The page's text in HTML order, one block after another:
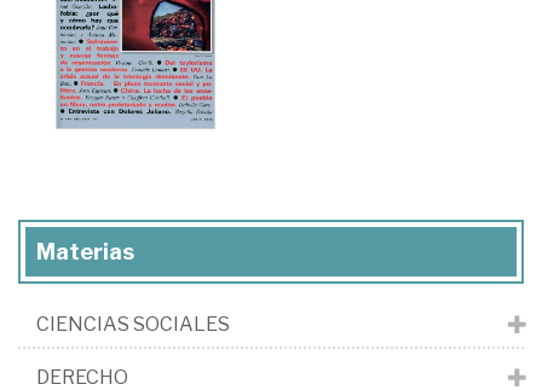
Materias
CIENCIAS SOCIALES
DERECHO